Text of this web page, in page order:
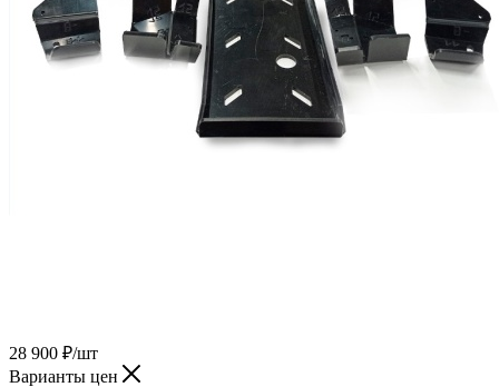
28 900 ₽/шт
Варианты цен